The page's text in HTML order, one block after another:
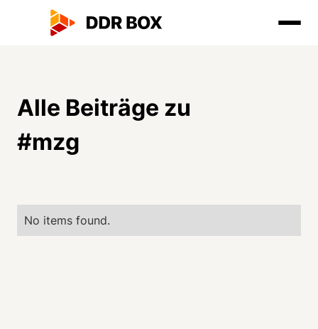
Alle Beiträge zu
#mzg
No items found.